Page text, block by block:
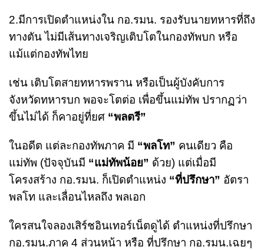
2.มีการเปิดตำแหน่งใน กอ.รมน. รองรับนายทหารที่ถึง
ทางตัน ไม่มีเส้นทางเจริญเติบโตในกองทัพบก หรือ
แม้แต่กองทัพไทย
เช่น เติบโตสายทหารพราน หรือเป็นผู้บังคับการ
จังหวัดทหารบก พอจะโตต่อ เพื่อขึ้นแม่ทัพ ปรากฏว่า
ขึ้นไม่ได้ ก็คาอยู่ที่ยศ “พลตรี”
ในอดีต แต่ละกองทัพภาค มี “พลโท” คนเดียว คือ
แม่ทัพ (ปัจจุบันมี “แม่ทัพน้อย” ด้วย) แต่เมื่อมี
โครงสร้าง กอ.รมน. ก็เปิดตำแหน่ง “ที่ปรึกษา” อัตรา
พลโท และเลื่อนไหลถึง พลเอก
ใครสนใจลองเสิร์ชอินเทอร์เน็ตดูได้ ตำแหน่งที่ปรึกษา
กอ.รมน.ภาค 4 ส่วนหน้า หรือ ที่ปรึกษา กอ.รมน.เฉยๆ